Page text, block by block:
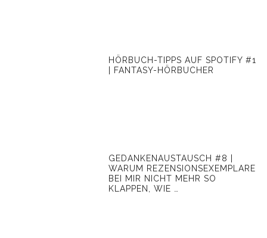
HÖRBUCH-TIPPS AUF SPOTIFY #1
| FANTASY-HÖRBUCHER
GEDANKENAUSTAUSCH #8 |
WARUM REZENSIONSEXEMPLARE
BEI MIR NICHT MEHR SO
KLAPPEN, WIE …